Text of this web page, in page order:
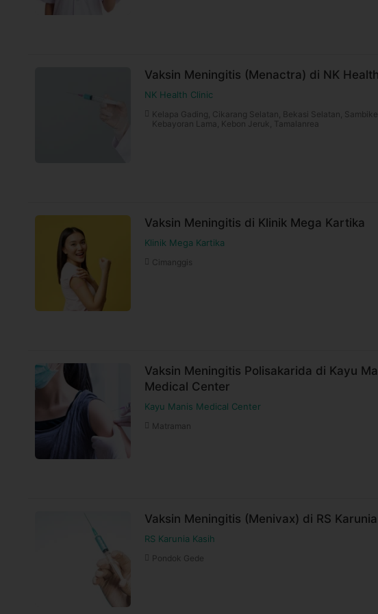
Vaksin Meningitis (Menactra) di NK
NK Health Clinic
Kelapa Gading, Cikarang Selatan, Bekasi Selatan,
Kebayoran Lama, Kebon Jeruk, Tamalanrea
Vaksin Meningitis di Klinik Mega Kartika
Klinik Mega Kartika
Cimanggis
Vaksin Meningitis Polisakarida di Kayu
Medical Center
Kayu Manis Medical Center
Matraman
Vaksin Meningitis (Menivax) di RS
RS Karunia Kasih
Pondok Gede